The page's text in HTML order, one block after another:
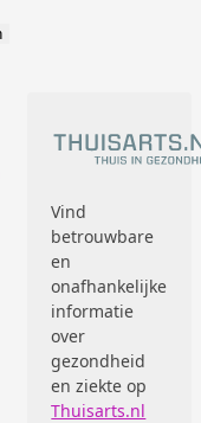
Vind
betrouwbare
en
onafhankelijke
informatie
over
gezondheid
en ziekte op
Thuisarts.nl